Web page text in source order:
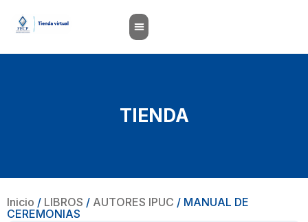
TIENDA
Inicio / LIBROS / AUTORES IPUC / MANUAL DE
CEREMONIAS